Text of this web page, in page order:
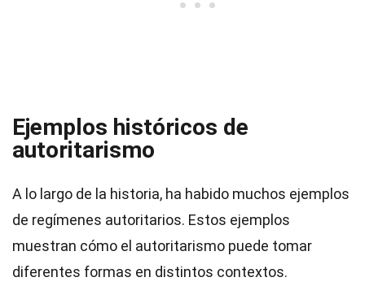
Ejemplos históricos de
autoritarismo
A lo largo de la historia, ha habido muchos ejemplos
de regímenes autoritarios. Estos ejemplos
muestran cómo el autoritarismo puede tomar
diferentes formas en distintos contextos.